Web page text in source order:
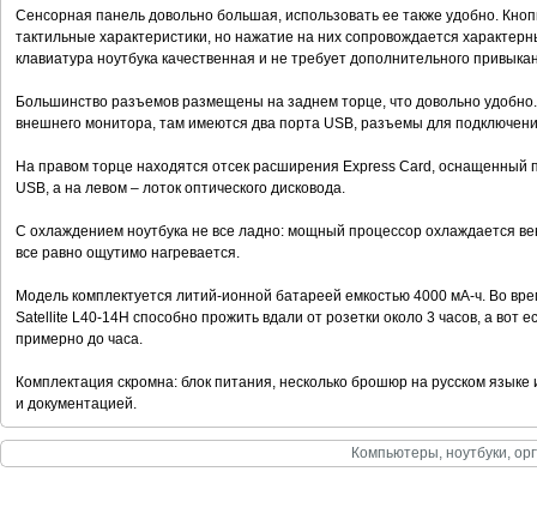
Сенсорная панель довольно большая, использовать ее также удобно.
тактильные характеристики, но нажатие на них сопровождается
клавиатура ноутбука качественная и не требует дополнительного
Большинство разъемов размещены на заднем торце, что довольно
внешнего монитора, там имеются два порта USB, разъемы для
На правом торце находятся отсек расширения Express Card, оснащенный
USB, а на левом – лоток оптического дисковода.
С охлаждением ноутбука не все ладно: мощный процессор охлаждается
все равно ощутимо нагревается.
Модель комплектуется литий-ионной батареей емкостью 4000 мА-ч. Во
Satellite L40-14H способно прожить вдали от розетки около 3 часов, а вот
примерно до часа.
Комплектация скромна: блок питания, несколько брошюр на русском
и документацией.
Компьютеры, ноутбуки,